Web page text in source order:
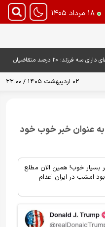
۱۸ مرداد ۱۴۰۵
واگذاری زمین ۲۰۰ متری به خانواده‌های دارای سه فرزند؛ ۲۰ درصد متقاضیان
۰۲ اردیبهشت ۱۴۰۵ / ۲۲:۰۰
عنوان خبر خوب خود
خوب! همین الان مطلع
امشب در ایران اعدام